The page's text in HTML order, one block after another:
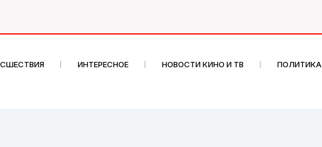
ИНТЕРЕСНОЕ НОВОСТИ КИНО И ТВ ПОЛИТИКА